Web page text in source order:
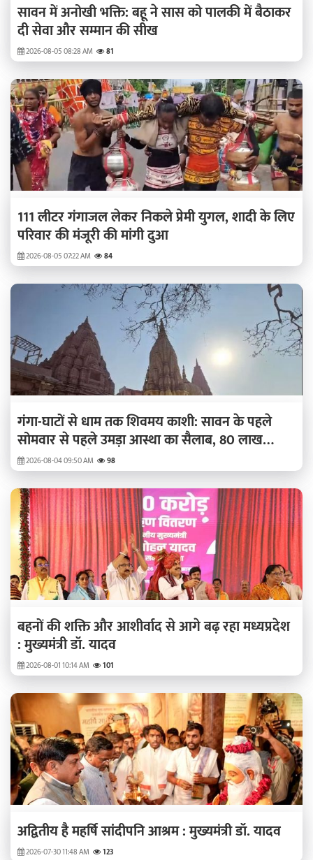
सावन में अनोखी भक्ति: बहू ने सास को पालकी में बैठाकर
दी सेवा और सम्मान की सीख
2026-08-05 08:28 AM 81
111 लीटर गंगाजल लेकर निकले प्रेमी युगल, शादी के लिए
परिवार की मंजूरी की मांगी दुआ
2026-08-05 07:22 AM 84
गंगा-घाटों से धाम तक शिवमय काशी: सावन के पहले
सोमवार से पहले उमड़ा आस्था का सैलाब, 80 लाख
श्रद्धालुओं की तैयारी
2026-08-04 09:50 AM 98
बहनों की शक्ति और आशीर्वाद से आगे बढ़ रहा मध्यप्रदेश
: मुख्यमंत्री डॉ. यादव
2026-08-01 10:14 AM 101
अद्वितीय है महर्षि सांदीपनि आश्रम : मुख्यमंत्री डॉ. यादव
2026-07-30 11:48 AM 123